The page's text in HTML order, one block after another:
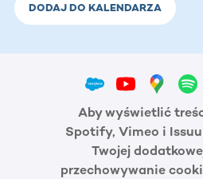
DODAJ DO KALENDARZA
Aby wyświetlić
Spotify, Vimeo i
Twojej
przechowywanie